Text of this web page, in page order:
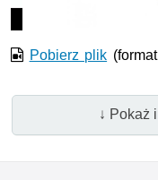
Pobierz plik
↓ Pokaż